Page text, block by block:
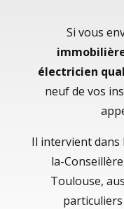
Si vous
électricien
neuf de vos
Il intervient dans
la-
Toulouse,